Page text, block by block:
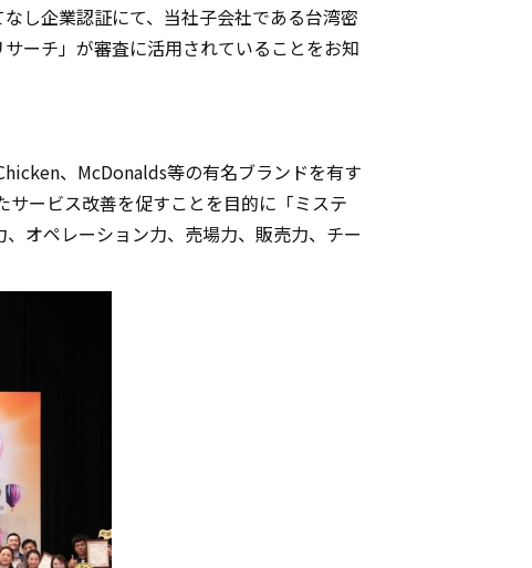
し企業認証にて、当社子会社である台湾密
ーチ」が審査に活用されていることをお知
、McDonalds等の有名ブランドを有す
ービス改善を促すことを目的に「ミステ
オペレーション力、売場力、販売力、チー